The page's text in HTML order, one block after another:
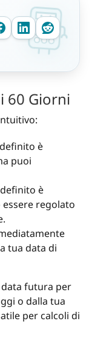
60 Giorni
è
puoi
è
regolato
tua data di
futura per
o dalla tua
per calcoli di